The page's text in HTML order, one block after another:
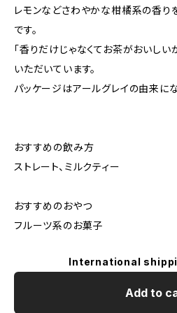
レモンなどさわやかな柑橘系の香り
です。
「香りだけじゃなくてお茶がおいし
いただいています。
パッケージはアールグレイの由来に
おすすめの飲み方
ストレート、ミルクティー
おすすめのおやつ
フルーツ系のお菓子
International
Add to